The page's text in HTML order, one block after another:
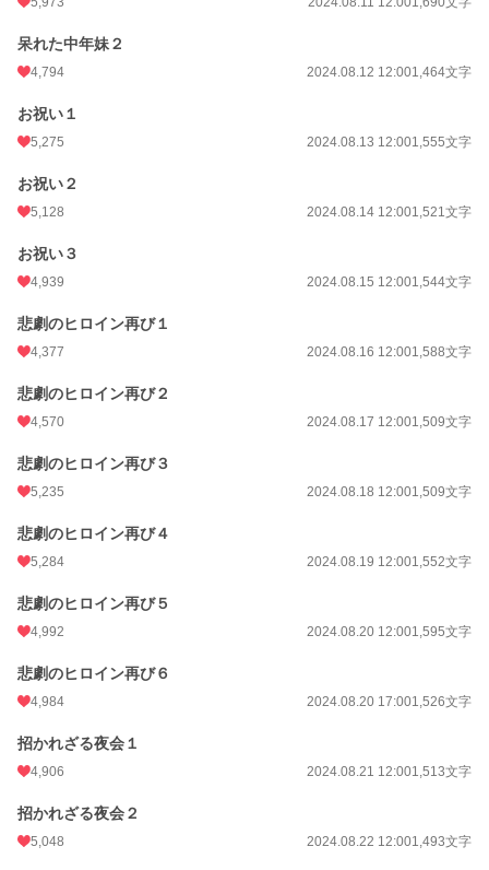
呆れた中年妹２
4,794 2024.08.12 12:001,464文字
お祝い１
5,275 2024.08.13 12:001,555文字
お祝い２
5,128 2024.08.14 12:001,521文字
お祝い３
4,939 2024.08.15 12:001,544文字
悲劇のヒロイン再び１
4,377 2024.08.16 12:001,588文字
悲劇のヒロイン再び２
4,570 2024.08.17 12:001,509文字
悲劇のヒロイン再び３
5,235 2024.08.18 12:001,509文字
悲劇のヒロイン再び４
5,284 2024.08.19 12:001,552文字
悲劇のヒロイン再び５
4,992 2024.08.20 12:001,595文字
悲劇のヒロイン再び６
4,984 2024.08.20 17:001,526文字
招かれざる夜会１
4,906 2024.08.21 12:001,513文字
招かれざる夜会２
5,048 2024.08.22 12:001,493文字